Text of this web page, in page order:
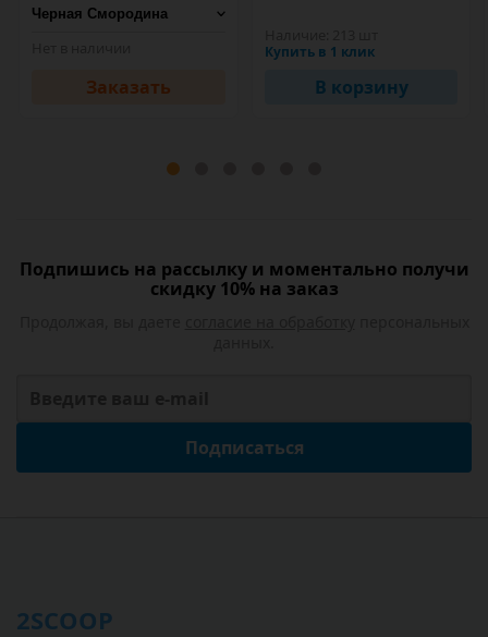
Заказать
Купить в 1 клик
В корзину
Подпишись на рассылку и моментально получи
скидку 10% на заказ
Подписаться
2SCOOP